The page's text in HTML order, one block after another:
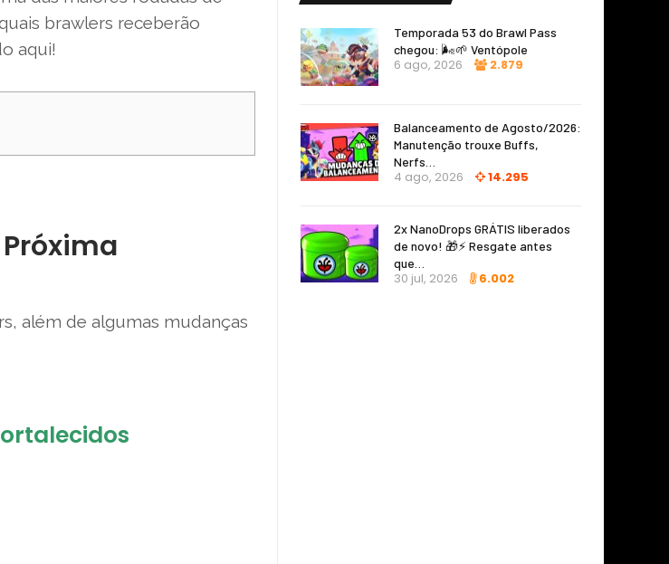
brawlers receberão
aqui!
além de algumas mudanças
Temporada 53 do Brawl Pass
chegou: 🌬️🌱 Ventópole
6 ago, 2026 2.879
Balanceamento de Agosto/2026:
Manutenção trouxe Buffs,
Nerfs…
4 ago, 2026 14.295
2x NanoDrops GRÁTIS liberados
de novo! 🎁⚡ Resgate antes
que…
30 jul, 2026 6.002